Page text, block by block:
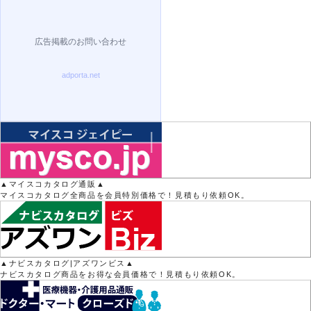
▲マイスコカタログ通販▲
マイスコカタログ全商品を会員特別価格で！見積もり依頼OK。
▲ナビスカタログ|アズワンビス▲
ナビスカタログ商品をお得な会員価格で！見積もり依頼OK。